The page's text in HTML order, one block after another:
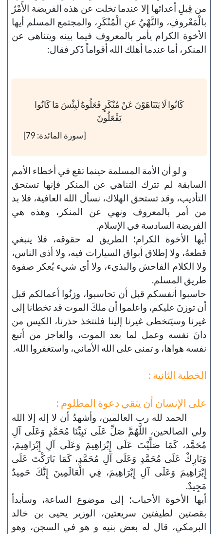
من قِبلِ أعدائها إلا عندما تخلت عن هذه الفريضة الأَمْرُ
بالْمَعْروفِ، والنَّهْيُ عنِ الْمُنْكَرِ، والمجتمع المسلم أيها
الأخوة الكرام يأمر بالمعروف فيما بينه ويتناهى عن
المنكر، أما عندما أهلك الله أقواماً ذَكر فقال:
كَانُوا لَا يَتَنَاهَوْنَ عَنْ مُنْكَرٍ فَعَلُوهُ لَبِئْسَ مَا كَانُوا
يَفْعَلُونَ
[سورة المائدة: 79]
و لو أن الأمة المسلمة حينما تقع في أخطاء الأمم
السابقة لم تترك التناهي عن المنكر فإنها تستحق
التأديب، وقد تستحق الهلاك، نسأل الله العافية، فلا بد
من أمر بالمعروف ونهي عن المنكر، وهذه هي
الفريضة السادسة في الإسلام.
أيها الأخوة الكرام؛ الطريق له حقوقه، فلا ينبغي
قطعهُ، ولا إطلاق أبواق السيارات فيه، ولا أذى الناس،
ولا الكلام الفاحش والبذيء، ولا أي شيء يُعكر صفوة
طريق المسلم.
حاسبوا أنفسكم قبل أن تحاسبوا، وزنُوا أعمالكم قبل
أن توزنَ عليكم، واعلموا أن ملكَ الموت قد تخطانا إلى
غيرنا وسيَتخطى غيرنا إلينا فلنتخذ حذرنا، الكيس من
دانَ نفسه وعمل لما بعد الموت، والعاجز من أتبع
نفسه هواها، و تمنى على الله الأماني، واستغفروا الله.
الخطبة الثانية :
على الإنسان أن يتقي دعوة المظلوم :
الحمد لله رب العالمين، وأشهدُ أن لا إله إلا الله
ولي الصالحين، اللَّهُمَّ صَلِّ عَلَى نَبِيِّنَا مُحَمَّدٍ وَعَلَى آلِ
مُحَمَّد، كَمَا صَلَّيْتَ عَلَى إِبْرَاهِيمَ وَعَلَى آلِ إِبْرَاهِيمَ،
وَبَارِكْ عَلَى مُحَمَّدٍ وَعَلَى آلِ مُحَمَّدٍ، كَمَا بَارَكْتَ عَلَى
إِبْرَاهِيمَ وَعَلَى آلِ إِبْرَاهِيمَ، فِي الْعَالَمِينَ إِنَّكَ حَمِيدٌ
مَجِيدٌ.
أيها الأخوة الأحباب؛ إلى موضوع الساعة، وسأبدأ
بقصتين لطيفتين سريعتين، الوزير يحيى بن خالد
البرمكي، قال له بعض بنيه و هو في السجن، وهو